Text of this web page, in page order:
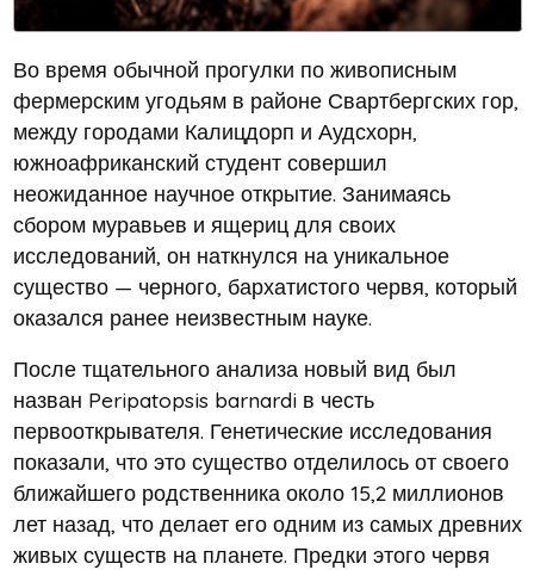
Во время обычной прогулки по живописным
фермерским угодьям в районе Свартбергских гор,
между городами Калицдорп и Аудсхорн,
южноафриканский студент совершил
неожиданное научное открытие. Занимаясь
сбором муравьев и ящериц для своих
исследований, он наткнулся на уникальное
существо — черного, бархатистого червя, который
оказался ранее неизвестным науке.
После тщательного анализа новый вид был
назван Peripatopsis barnardi в честь
первооткрывателя. Генетические исследования
показали, что это существо отделилось от своего
ближайшего родственника около 15,2 миллионов
лет назад, что делает его одним из самых древних
живых существ на планете. Предки этого червя